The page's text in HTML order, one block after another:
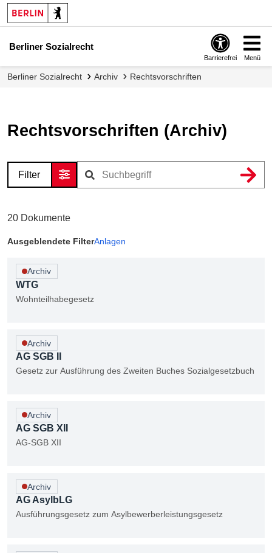
Berliner Sozialrecht
Barrierefrei Menü
Berliner Sozialrecht Archiv Rechtsvorschriften
Rechtsvorschriften (Archiv)
Filter
20 Dokumente
Ausgeblendete FilterAnlagen
WTG
Archiv
Wohnteilhabegesetz
AG SGB II
Archiv
Gesetz zur Ausführung des Zweiten Buches Sozialgesetzbuch
AG SGB XII
Archiv
AG-SGB XII
AG AsylbLG
Archiv
Ausführungsgesetz zum Asylbewerberleistungsgesetz